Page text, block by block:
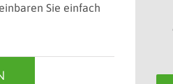
Sie einfach